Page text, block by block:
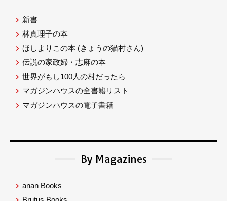
新書
林真理子の本
ほしよりこの本 (きょうの猫村さん)
伝説の家政婦・志麻の本
世界がもし100人の村だったら
マガジンハウスの全書籍リスト
マガジンハウスの電子書籍
By Magazines
anan Books